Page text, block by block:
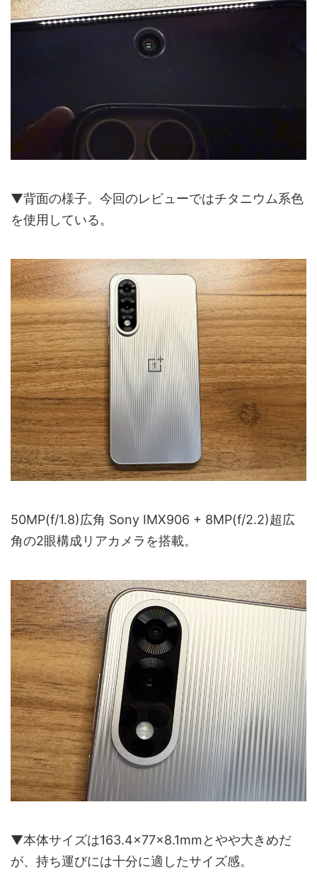
▼背面の様子。今回のレビューではチタニウム系色
を使用している。
50MP(f/1.8)広角 Sony IMX906 + 8MP(f/2.2)超広
角の2眼構成リアカメラを搭載。
▼本体サイズは163.4×77×8.1mmとやや大きめだ
が、持ち運びには十分に適したサイズ感。